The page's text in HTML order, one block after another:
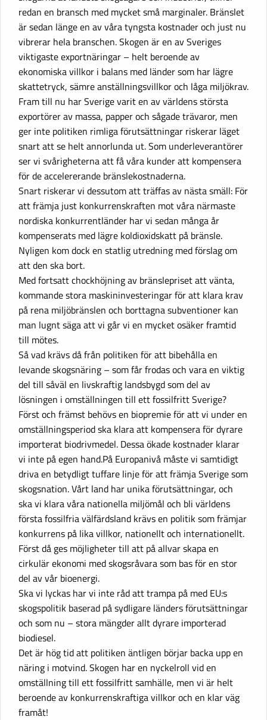
redan en bransch med mycket små marginaler. Bränslet
är sedan länge en av våra tyngsta kostnader och just nu
vibrerar hela branschen. Skogen är en av Sveriges
viktigaste exportnäringar – helt beroende av
ekonomiska villkor i balans med länder som har lägre
skattetryck, sämre anställningsvillkor och låga miljökrav.
Fram till nu har Sverige varit en av världens största
exportörer av massa, papper och sågade trävaror, men
ger inte politiken rimliga förutsättningar riskerar läget
snart att se helt annorlunda ut. Som underleverantörer
ser vi svårigheterna att få våra kunder att kompensera
för de accelererande bränslekostnaderna.
Snart riskerar vi dessutom att träffas av nästa smäll: För
att främja just konkurrenskraften mot våra närmaste
nordiska konkurrentländer har vi sedan många år
kompenserats med lägre koldioxidskatt på bränsle.
Nyligen kom dock en statlig utredning med förslag om
att den ska bort.
Med fortsatt chockhöjning av bränslepriset att vänta,
kommande stora maskininvesteringar för att klara krav
på rena miljöbränslen och borttagna subventioner kan
man lugnt säga att vi går vi en mycket osäker framtid
till mötes.
Så vad krävs då från politiken för att bibehålla en
levande skogsnäring – som får frodas och vara en viktig
del till såväl en livskraftig landsbygd som del av
lösningen i omställningen till ett fossilfritt Sverige?
Först och främst behövs en biopremie för att vi under en
omställningsperiod ska klara att kompensera för dyrare
importerat biodrivmedel. Dessa ökade kostnader klarar
vi inte på egen hand.På Europanivå måste vi samtidigt
driva en betydligt tuffare linje för att främja Sverige som
skogsnation. Vårt land har unika förutsättningar, och
ska vi klara våra nationella miljömål och bli världens
första fossilfria välfärdsland krävs en politik som främjar
konkurrens på lika villkor, nationellt och internationellt.
Först då ges möjligheter till att på allvar skapa en
cirkulär ekonomi med skogsråvara som bas för en stor
del av vår bioenergi.
Ska vi lyckas har vi inte råd att trampa på med EU:s
skogspolitik baserad på sydligare länders förutsättningar
och som nu – stora mängder allt dyrare importerad
biodiesel.
Det är hög tid att politiken äntligen börjar backa upp en
näring i motvind. Skogen har en nyckelroll vid en
omställning till ett fossilfritt samhälle, men vi är helt
beroende av konkurrenskraftiga villkor och en klar väg
framåt!